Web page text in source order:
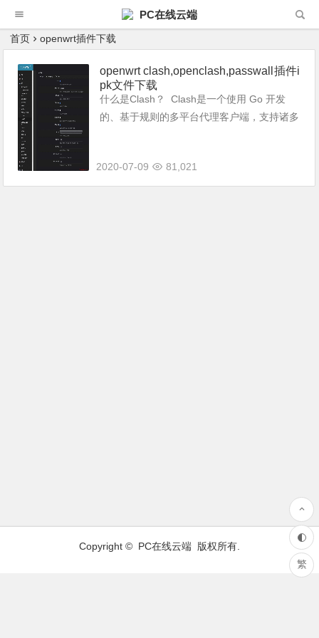
PC在线云端
首页 openwrt插件下载
openwrt clash,openclash,passwall插件i
pk文件下载
什么是Clash？ Clash是一个使用 Go 开发
的、基于规则的多平台代理客户端，支持诸多
d ...
2020-07-09 81,021
Copyright © PC在线云端 版权所有.
繁